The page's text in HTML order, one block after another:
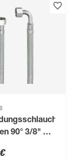
90° 3/8" 20
€